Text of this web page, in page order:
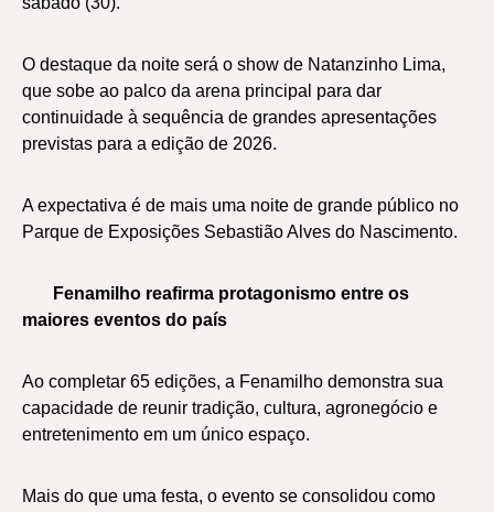
O destaque da noite será o show de Natanzinho Lima,
que sobe ao palco da arena principal para dar
continuidade à sequência de grandes apresentações
previstas para a edição de 2026.
A expectativa é de mais uma noite de grande público no
Parque de Exposições Sebastião Alves do Nascimento.
Fenamilho reafirma protagonismo entre os
maiores eventos do país
Ao completar 65 edições, a Fenamilho demonstra sua
capacidade de reunir tradição, cultura, agronegócio e
entretenimento em um único espaço.
Mais do que uma festa, o evento se consolidou como